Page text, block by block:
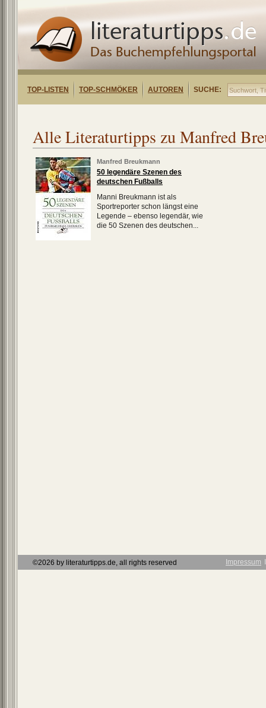
TOP-LISTEN TOP-SCHMÖKER AUTOREN SUCHE:
Alle Literaturtipps zu Manfred
Manfred Breukmann
50 legendäre Szenen des
deutschen Fußballs
Manni Breukmann ist als
Sportreporter schon längst eine
Legende – ebenso legendär, wie
die 50 Szenen des deutschen...
©2026 by literaturtipps.de, all rights reserved Impressum